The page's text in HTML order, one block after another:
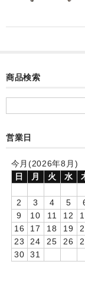
知育時計
お絵かきギャラリ
自作オリジナル時
卒園DVDアルバ
園や先生への贈
卒業記念品
音声入りフォト
商品検索
営業日
今月(2026年8月)
日
月 火 水
2
3 4 5
9
10 11 12
16
17 18 19
23
24 25 26
30
31